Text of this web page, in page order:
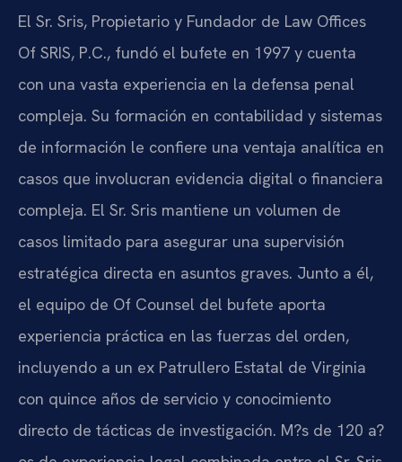
El Sr. Sris, Propietario y Fundador de Law Offices
Of SRIS, P.C., fundó el bufete en 1997 y cuenta
con una vasta experiencia en la defensa penal
compleja. Su formación en contabilidad y sistemas
de información le confiere una ventaja analítica en
casos que involucran evidencia digital o financiera
compleja. El Sr. Sris mantiene un volumen de
casos limitado para asegurar una supervisión
estratégica directa en asuntos graves. Junto a él,
el equipo de Of Counsel del bufete aporta
experiencia práctica en las fuerzas del orden,
incluyendo a un ex Patrullero Estatal de Virginia
con quince años de servicio y conocimiento
directo de tácticas de investigación. M?s de 120 a?